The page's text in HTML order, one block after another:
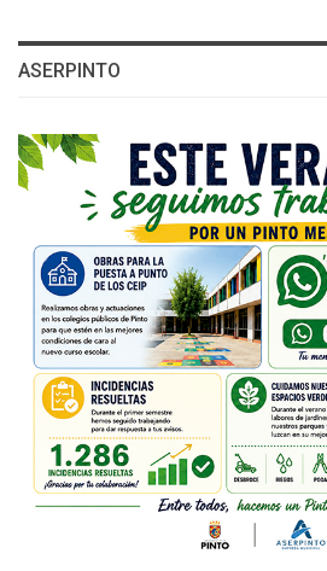
ASERPINTO